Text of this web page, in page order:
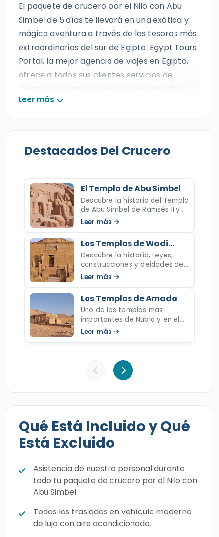
El paquete de crucero por el Nilo con Abu
Simbel de 5 días te llevará en una exótica y
mágica aventura a través de los tesoros más
extraordinarios del sur de Egipto. Egypt Tours
Portal, la mejor agencia de viajes en Egipto,
ofrece a todos sus clientes servicios de
primer nivel, incluyendo un guía egiptólogo
experto, un crucero por el Nilo
cada viajero viva una experiencia llena de
elegancia y asombro.
itinerario único de 5 días y 4 noches, que es la
llave para descubrir joyas ocultas de la
historia y arqueología del antiguo Egipto,
Simbel, Wadi El Seboua, Kalabsha y mucho
más. Reserva ahora este recorrido mágico y
adéntrate en los asombrosos tesoros del
Leer más
Destacados Del Crucero
El Templo de Abu Simbel
Descubre la historia del Templo
de Abu Simbel de Ramsés II y
su festival importante del sol,
Leer más
Los Templos de Wadi
Elsebou
Descubre la historia, reyes,
construcciones y deidades de
unos templos importantes de
Leer más
Los Templos de Amada
Uno de los templos mas
importantes de Nubia y en el
Lago Nasser es el Templo de
Leer más
Qué Está Incluido y Qué
Está Excluido
Asistencia de nuestro personal durante
todo tu paquete de crucero por el Nilo con
Abu Simbel.
Todos los traslados en vehículo moderno
de lujo con aire acondicionado.